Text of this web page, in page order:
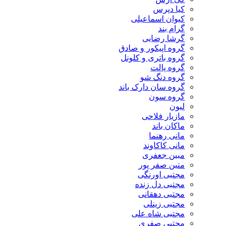
کیا دپرس
کیوان اسماعیلی
گرام بند
گرشا رضایی
گروه اپیکور و صادق
گروه باتری و کلونل
گروه پالت
گروه دنگ شو
گروه سان دارک باند
گروه سون
لیون
مازیار فلاحی
ماکان باند
مانی رهنما
مانی کاکاوند
مبین جعفری
متین صفر پور
مجتبی اورنگی
مجتبی دل زنده
مجتبی دهقانی
مجتبی زینلی
مجتبی شاه علی
مجتبی صفری